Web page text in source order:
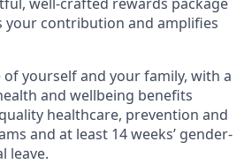
your contribution and amplifies
of yourself and your family, with a
and wellbeing benefits
healthcare, prevention and
and at least 14 weeks’ gender-
leave.